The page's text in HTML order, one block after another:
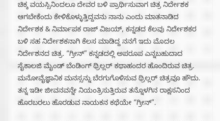
ಚಿಕ್ಕ ವಯಸ್ಸಿನಿಂದಲೂ‌ ದೇವರ ಬಳಿ ಪ್ರಾರ್ಥಿಸುವಾಗ ಚಿತ್ರ ನಿರ್ದೇಶಕ
ಆಗಬೇಕೆಂದು ಕೇಳಿಕೊಳ್ಳುತ್ತಿದ್ದವನು ನಾನು ಎಂದು ಮಾತನಾಡಿದ
ನಿರ್ದೇಶಕ & ನಿರ್ಮಾಪಕ ರಾಜ್ ವಿಜಯ್, ಕನ್ನಡದ ಕೆಲವು ನಿರ್ದೇಶಕರ
ಬಳಿ ಸಹ ನಿರ್ದೇಶಕನಾಗಿ ಕೆಲಸ ಮಾಡಿದ್ದ ನನಗೆ ಇದು ಮೊದಲ
ನಿರ್ದೇಶನದ ಚಿತ್ರ. “ಗ್ರೀನ್” ಕನ್ನಡದಲ್ಲಿ ಅಪರೂಪ ಎನ್ನಬಹುದಾದ
ಸೈಕಾಲಜಿ ಮೈಂಡ್ ಬೆಂಡಿಂಗ್ ಥ್ರಿಲ್ಲರ್ ಕಥಾಹಂದರ ಹೊಂದಿರುವ ಚಿತ್ರ.
ಮನೋವೈಜ್ಞಾನಿಕ ಮನಸ್ಸನ್ನು ಬೆರಗುಗೊಳಿಸುವ ಥ್ರಿಲ್ಲರ್ ಚಿತ್ರವೂ ಹೌದು.
ತನ್ನ ಇಡೀ ಜೀವನವನ್ನೇ ನಿಯಂತ್ರಿಸುತ್ತಿರುವ ತನ್ನೊಳಗಿನ ರಾಕ್ಷಸನಿಂದ
ಹೊರಬರಲು ಹೊರಡುವ ನಾಯಕನ ಕಥೆಯೇ “ಗ್ರೀನ್”.